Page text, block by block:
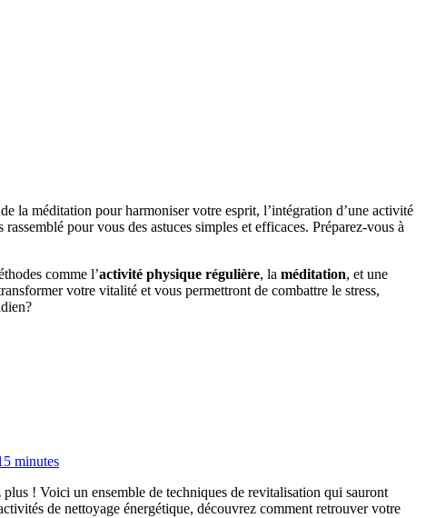
la méditation pour harmoniser votre esprit, l’intégration d’une activité
pour vous des astuces simples et efficaces. Préparez-vous à
comme l’activité physique régulière, la méditation, et une
votre vitalité et vous permettront de combattre le stress,
minutes
! Voici un ensemble de techniques de revitalisation qui sauront
de nettoyage énergétique, découvrez comment retrouver votre